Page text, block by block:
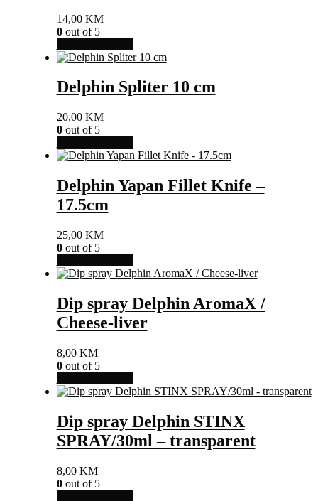
14,00 KM
0out of 5
Delphin Spliter 10 cm
20,00 KM
0out of 5
Delphin Yapan Fillet Knife –
17.5cm
25,00 KM
0out of 5
Dip spray Delphin AromaX /
Cheese-liver
8,00 KM
0out of 5
Dip spray Delphin STINX
SPRAY/30ml – transparent
8,00 KM
0out of 5